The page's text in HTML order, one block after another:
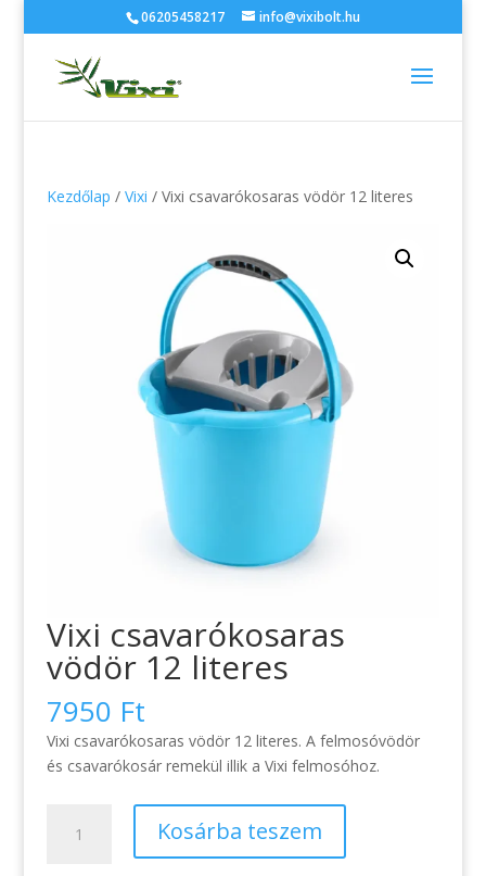
06205458217 info@vixibolt.hu
Kezdőlap / Vixi / Vixi csavarókosaras vödör 12 literes
Vixi csavarókosaras
vödör 12 literes
7950 Ft
Vixi csavarókosaras vödör 12 literes. A felmosóvödör
és csavarókosár remekül illik a Vixi felmosóhoz.
csavarókosaras
Kosárba teszem